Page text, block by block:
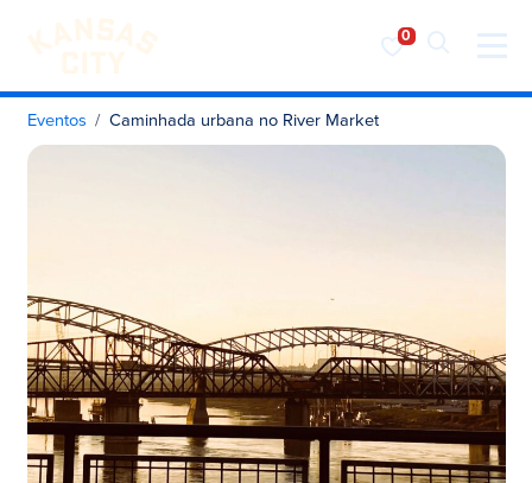
Visite o KC
Saltar para o conteúdo
Eventos Caminhada urbana no River Market